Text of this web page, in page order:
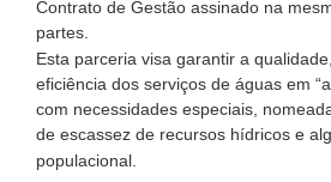
Contrato de Gestão assinado na
partes.
Esta parceria visa garantir a
eficiência dos serviços de águas em
com necessidades especiais,
de escassez de recursos hídricos e
populacional.